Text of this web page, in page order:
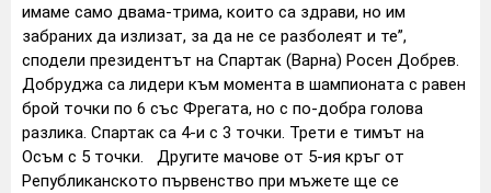
имаме само двама-трима, които са здрави, но им
забраних да излизат, за да не се разболеят и те”,
сподели президентът на Спартак (Варна) Росен Добрев.
Добруджа са лидери към момента в шампионата с равен
брой точки по 6 със Фрегата, но с по-добра голова
разлика. Спартак са 4-и с 3 точки. Трети е тимът на
Осъм с 5 точки. Другите мачове от 5-ия кръг от
Републиканското първенство при мъжете ще се